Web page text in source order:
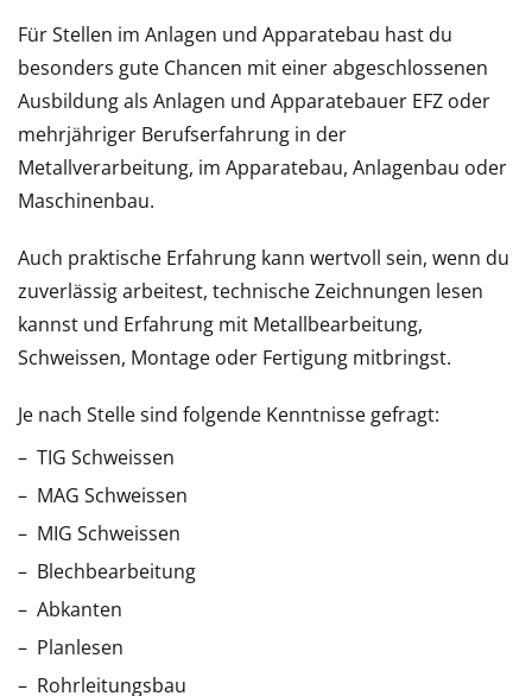
Für Stellen im Anlagen und Apparatebau hast du
besonders gute Chancen mit einer abgeschlossenen
Ausbildung als Anlagen und Apparatebauer EFZ oder
mehrjähriger Berufserfahrung in der
Metallverarbeitung, im Apparatebau, Anlagenbau oder
Maschinenbau.
Auch praktische Erfahrung kann wertvoll sein, wenn du
zuverlässig arbeitest, technische Zeichnungen lesen
kannst und Erfahrung mit Metallbearbeitung,
Schweissen, Montage oder Fertigung mitbringst.
Je nach Stelle sind folgende Kenntnisse gefragt:
TIG Schweissen
MAG Schweissen
MIG Schweissen
Blechbearbeitung
Abkanten
Planlesen
Rohrleitungsbau